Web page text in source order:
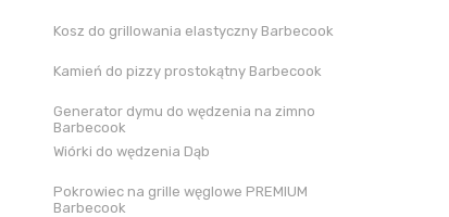
Kosz do grillowania elastyczny Barbecook
Kamień do pizzy prostokątny Barbecook
Generator dymu do wędzenia na zimno
Barbecook
Wiórki do wędzenia Dąb
Pokrowiec na grille węglowe PREMIUM
Barbecook